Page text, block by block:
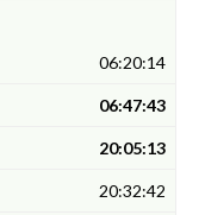
06:20:14
06:47:43
20:05:13
20:32:42